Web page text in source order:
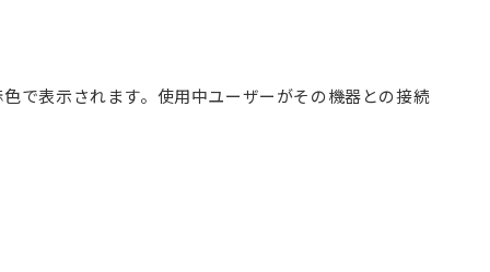
で表示されます。使用中ユーザーがその機器との接続